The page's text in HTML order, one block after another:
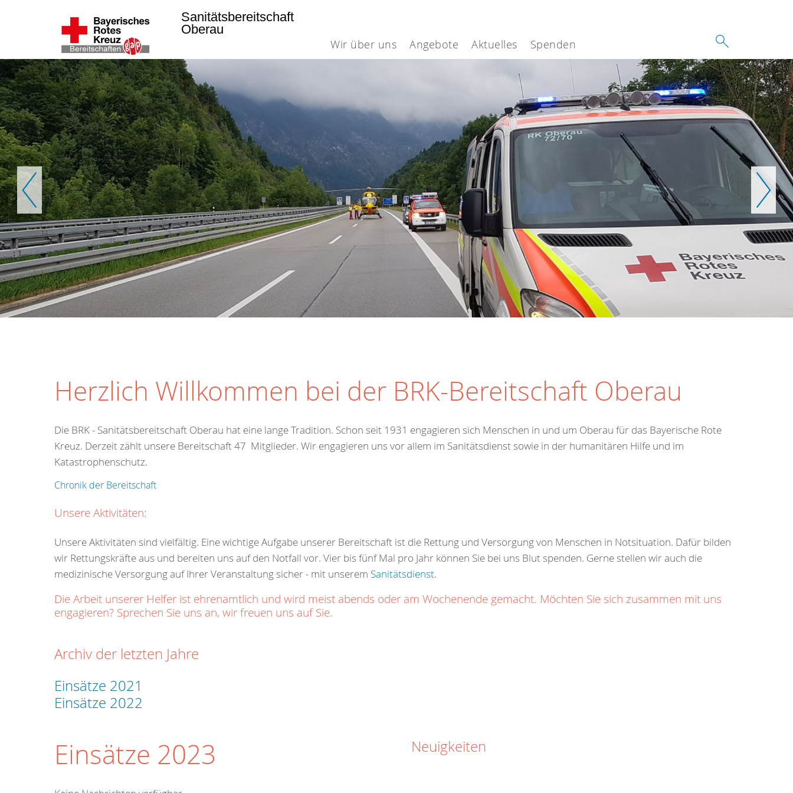
Wir über uns Angebote Aktuelles Spenden
Sanitätsbereitschaft
Oberau
Zurück Weiter
Herzlich Willkommen bei der BRK-Bereitschaft Oberau
Die BRK - Sanitätsbereitschaft Oberau hat eine lange Tradition. Schon seit 1931 engagieren sich Menschen in und um Oberau für das Bayerische Rote
Kreuz. Derzeit zählt unsere Bereitschaft 47 Mitglieder. Wir engagieren uns vor allem im Sanitätsdienst sowie in der humanitären Hilfe und im
Katastrophenschutz.
Chronik der Bereitschaft
Unsere Aktivitäten:
Unsere Aktivitäten sind vielfältig. Eine wichtige Aufgabe unserer Bereitschaft ist die Rettung und Versorgung von Menschen in Notsituation. Dafür bilden
wir Rettungskräfte aus und bereiten uns auf den Notfall vor. Vier bis fünf Mal pro Jahr können Sie bei uns Blut spenden. Gerne stellen wir auch die
medizinische Versorgung auf Ihrer Veranstaltung sicher - mit unserem Sanitätsdienst.
Die Arbeit unserer Helfer ist ehrenamtlich und wird meist abends oder am Wochenende gemacht. Möchten Sie sich zusammen mit uns
engagieren? Sprechen Sie uns an, wir freuen uns auf Sie.
Archiv der letzten Jahre
Einsätze 2021
Einsätze 2022
Einsätze 2023 Neuigkeiten